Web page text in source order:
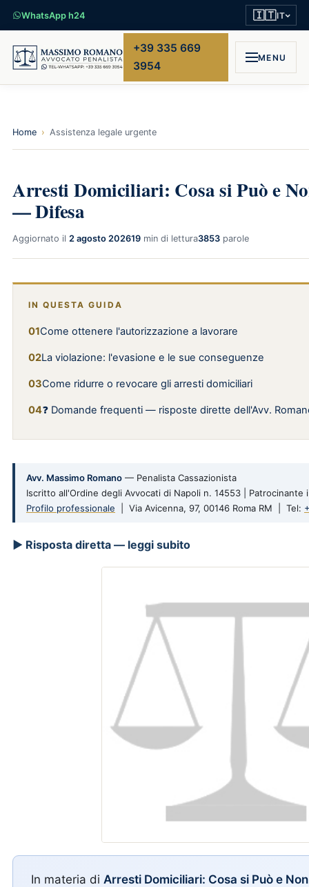
WhatsApp h24 🇮🇹IT
+39 335 669
3954
MENU
Home › Assistenza legale urgente
Arresti Domiciliari: Cosa si Può e
— Difesa
Aggiornato il 2 agosto 202619 min di lettura3853 parole
IN QUESTA GUIDA
Come ottenere l'autorizzazione a lavorare
La violazione: l'evasione e le sue conseguenze
Come ridurre o revocare gli arresti domiciliari
❓ Domande frequenti — risposte dirette dell'Avv.
Avv. Massimo Romano — Penalista Cassazionista
Iscritto all'Ordine degli Avvocati di Napoli n. 14553 | Patrocinante
Profilo professionale | Via Avicenna, 97, 00146 Roma RM | Tel:
▶ Risposta diretta — leggi subito
In materia di Arresti Domiciliari: Cosa si Può e